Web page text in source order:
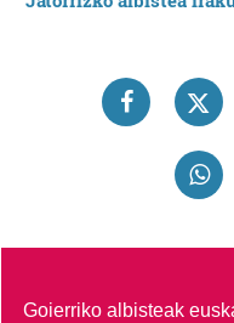
Goierriko albisteak